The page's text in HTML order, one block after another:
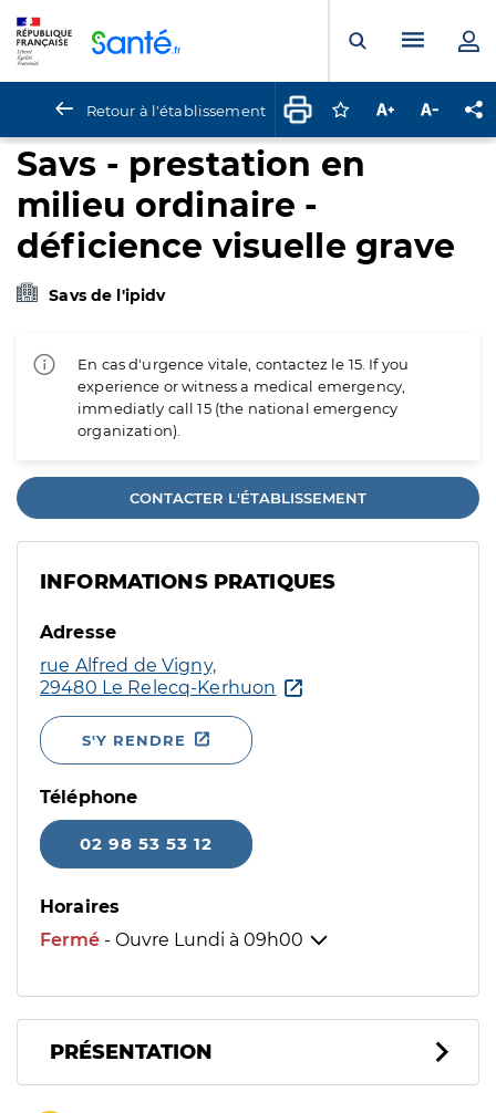
Ouvrir laMenu
Retour à l'établissement Connectez-vous
Augmenter la
Savs - prestation en
milieu ordinaire -
déficience visuelle grave
Savs de l'ipidv
En cas d'urgence vitale, contactez le 15. If you
experience or witness a medical emergency,
immediatly call 15 (the national emergency
organization).
CONTACTER L'ÉTABLISSEMENT
INFORMATIONS PRATIQUES
Adresse
rue Alfred de Vigny,
29480 Le Relecq-Kerhuon
S'Y RENDRE
Téléphone
02 98 53 53 12
Horaires
Fermé - Ouvre Lundi à 09h00
PRÉSENTATION